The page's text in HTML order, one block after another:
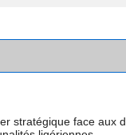
stratégique face aux
ligériennes